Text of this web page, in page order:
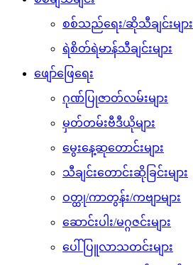
စစ်သည်ရေး/ဆိုသီချင်းများ
ရဲစိတ်ရဲမာန်သီချင်းများ
ဖျော်ဖြေရေး
ဂုဏ်ပြုဇာတ်လမ်းများ
မှတ်တမ်းဗီဒီယိုများ
မွေးနေ့ဆုတောင်းများ
သီချင်းတောင်းဆိုခြင်းများ
ဝတ္ထု/ကာတွန်း/ကဗျာများ
ဆောင်းပါး/မဂ္ဂဇင်းများ
ပေါ်ပြူလာသတင်းများ